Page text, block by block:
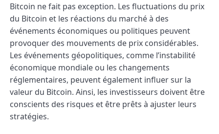
Bitcoin ne fait pas exception. Les fluctuations du prix
du Bitcoin et les réactions du marché à des
événements économiques ou politiques peuvent
provoquer des mouvements de prix considérables.
Les événements géopolitiques, comme l’instabilité
économique mondiale ou les changements
réglementaires, peuvent également influer sur la
valeur du Bitcoin. Ainsi, les investisseurs doivent être
conscients des risques et être prêts à ajuster leurs
stratégies.